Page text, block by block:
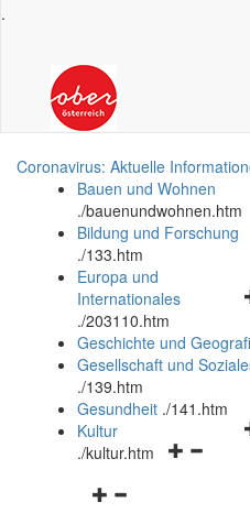
.
Coronavirus: Aktuelle
Bauen und Wohnen
./bauenundwohnen.htm
Bildung und Forschung
./133.htm
Europa und
Internationales
./203110.htm
Geschichte und
Gesellschaft und
./139.htm
Gesundheit ./141.htm
Kultur
./kultur.htm
Navigationsmenü